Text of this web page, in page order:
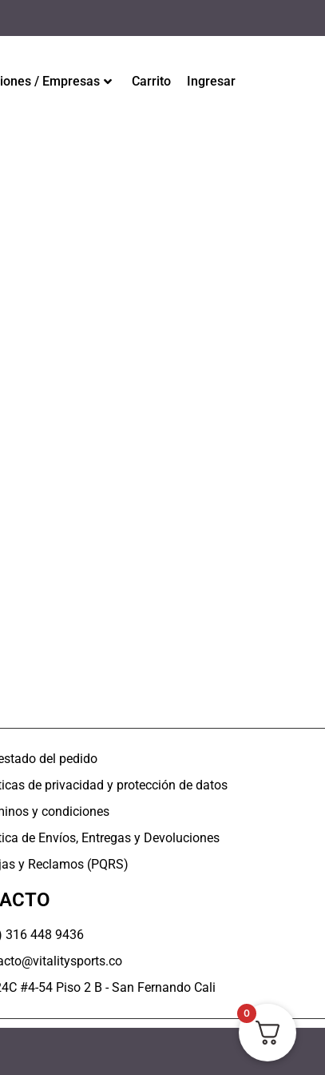
/ Empresas Carrito Ingresar
del pedido
de privacidad y protección de datos
y condiciones
de Envíos, Entregas y Devoluciones
y Reclamos (PQRS)
316 448 9436
#4-54 Piso 2 B - San Fernando Cali
0